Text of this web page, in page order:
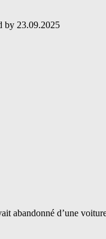
by 23.09.2025
abandonné d’une